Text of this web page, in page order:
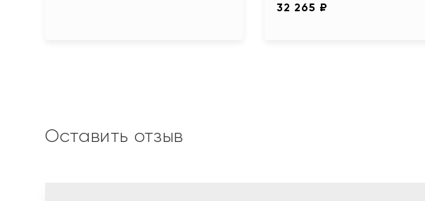
32 265 ₽
Оставить отзыв